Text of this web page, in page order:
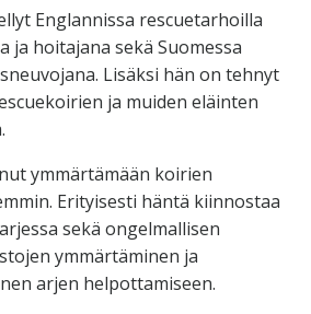
Englannissa rescuetarhoilla
ja hoitajana sekä Suomessa
Lisäksi hän on tehnyt
ja muiden eläinten
ymmärtämään koirien
Erityisesti häntä kiinnostaa
sekä ongelmallisen
ymmärtäminen ja
arjen helpottamiseen.